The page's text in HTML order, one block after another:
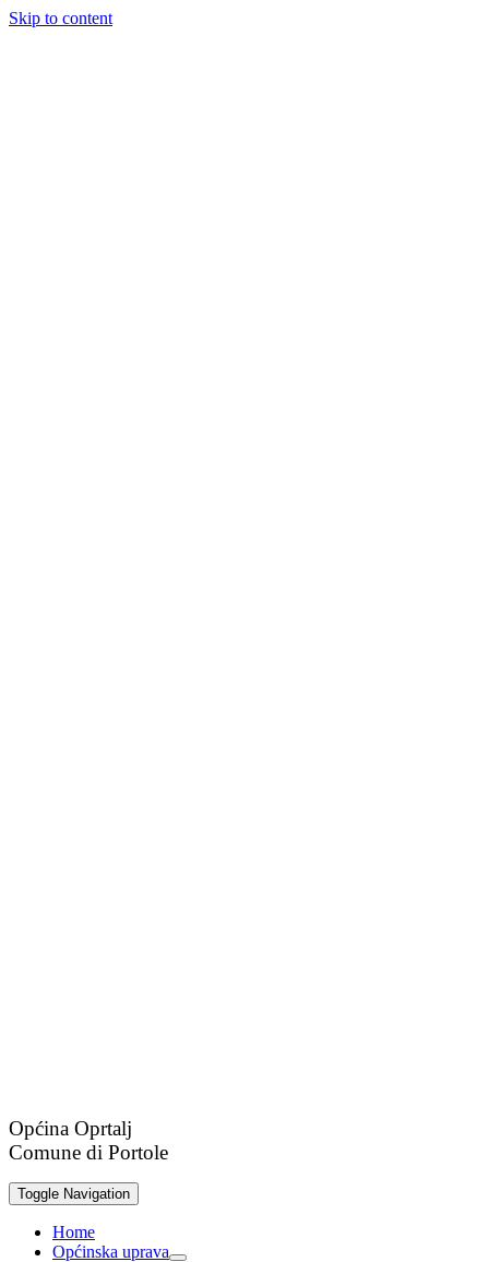
Skip to content
Općina Oprtalj
Comune di Portole
Toggle Navigation
Home
Općinska uprava